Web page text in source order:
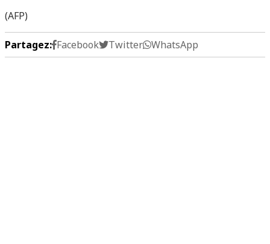
(AFP)
Partagez: Facebook Twitter WhatsApp